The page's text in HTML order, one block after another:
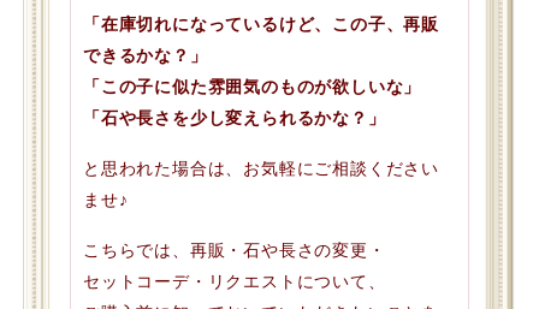
「在庫切れになっているけど、この子、再販
できるかな？」
「この子に似た雰囲気のものが欲しいな」
「石や長さを少し変えられるかな？」
と思われた場合は、お気軽にご相談ください
ませ♪
こちらでは、再販・石や長さの変更・
セットコーデ・リクエストについて、